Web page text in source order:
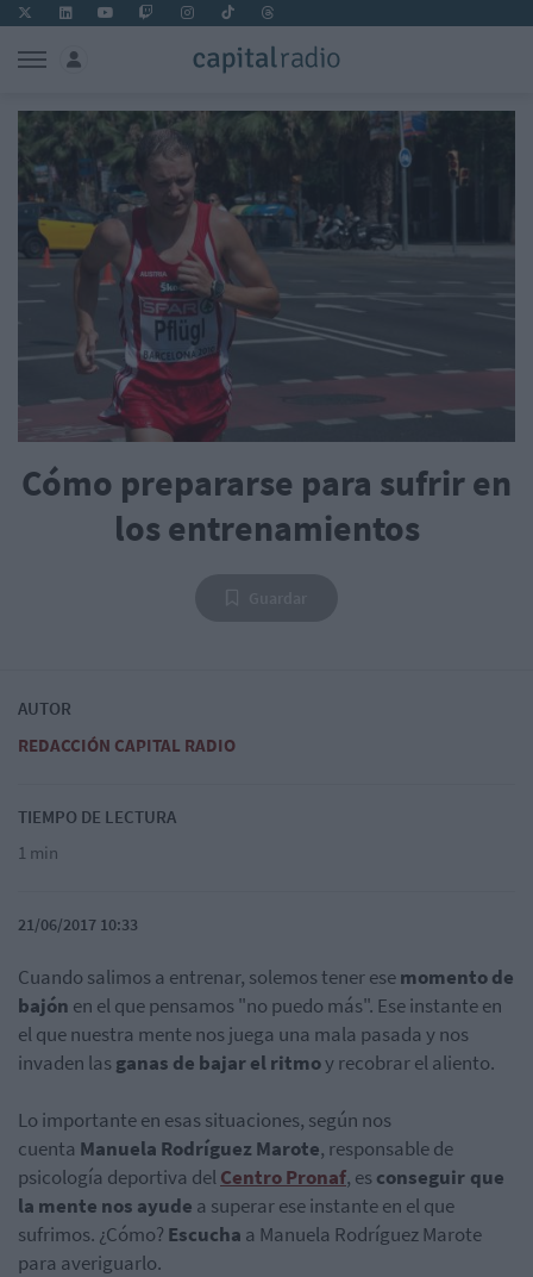
Cómo prepararse para sufrir en
los entrenamientos
AUTOR
REDACCIÓN CAPITAL RADIO
TIEMPO DE LECTURA
1 min
21/06/2017 10:33
Cuando salimos a entrenar, solemos tener esemomento de
bajón en el que pensamos "no puedo más". Ese instante en
el que nuestra mente nos juega una mala pasada y nos
invaden lasganas de bajar el ritmoy recobrar el aliento.
Lo importante en esas situaciones, según nos
cuenta Manuela Rodríguez Marote, responsable de
psicología deportiva delCentro Pronaf, esconseguir que
la mente nos ayude a superar ese instante en el que
sufrimos. ¿Cómo? Escucha a Manuela Rodríguez Marote
para averiguarlo.